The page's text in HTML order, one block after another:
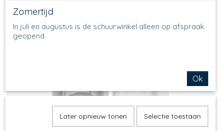
Zomertijd
In juli en augustus is de schuurwinkel alleen op afspraak
geopend.
Ok
Later opnieuw tonen Selectie toestaan